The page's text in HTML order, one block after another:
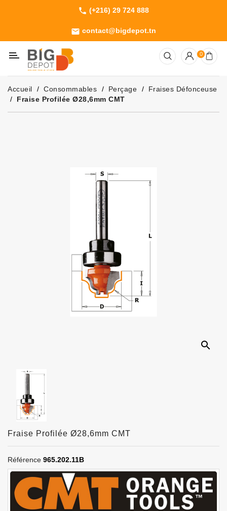
phone (+216) 29 724 888
email contact@bigdepot.tn
Machines
Outillage
Jardinage
Consommables
0
Accueil Consommables Perçage
Fraises Défonceuse
Fraise Profilée Ø28,6mm CMT
search
Fraise Profilée Ø28,6mm CMT
Référence 965.202.11B